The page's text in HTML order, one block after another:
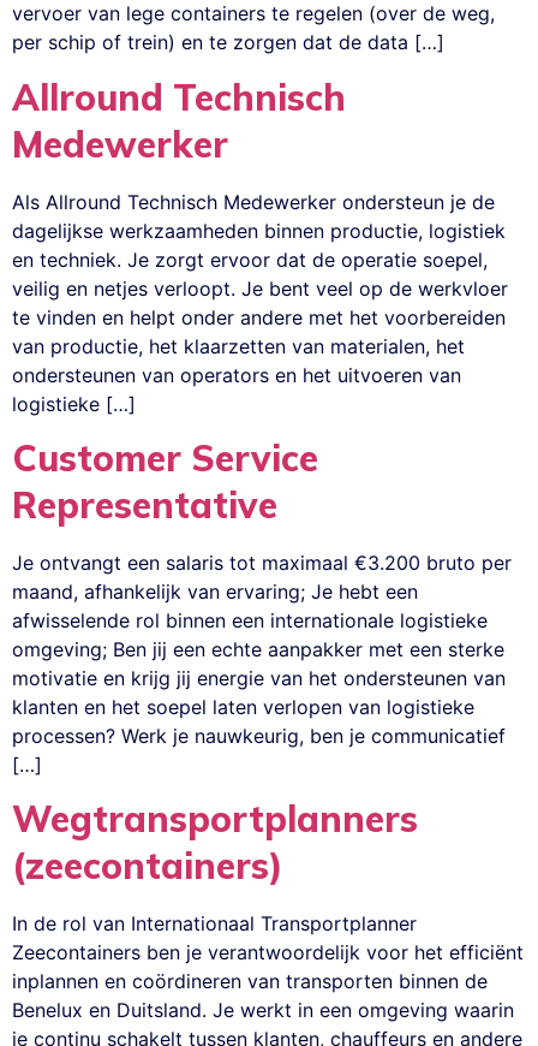
vervoer van lege containers te regelen (over de weg,
per schip of trein) en te zorgen dat de data […]
Allround Technisch
Medewerker
Als Allround Technisch Medewerker ondersteun je de
dagelijkse werkzaamheden binnen productie, logistiek
en techniek. Je zorgt ervoor dat de operatie soepel,
veilig en netjes verloopt. Je bent veel op de werkvloer
te vinden en helpt onder andere met het voorbereiden
van productie, het klaarzetten van materialen, het
ondersteunen van operators en het uitvoeren van
logistieke […]
Customer Service
Representative
Je ontvangt een salaris tot maximaal €3.200 bruto per
maand, afhankelijk van ervaring; Je hebt een
afwisselende rol binnen een internationale logistieke
omgeving; Ben jij een echte aanpakker met een sterke
motivatie en krijg jij energie van het ondersteunen van
klanten en het soepel laten verlopen van logistieke
processen? Werk je nauwkeurig, ben je communicatief
[…]
Wegtransportplanners
(zeecontainers)
In de rol van Internationaal Transportplanner
Zeecontainers ben je verantwoordelijk voor het efficiënt
inplannen en coördineren van transporten binnen de
Benelux en Duitsland. Je werkt in een omgeving waarin
je continu schakelt tussen klanten, chauffeurs en andere